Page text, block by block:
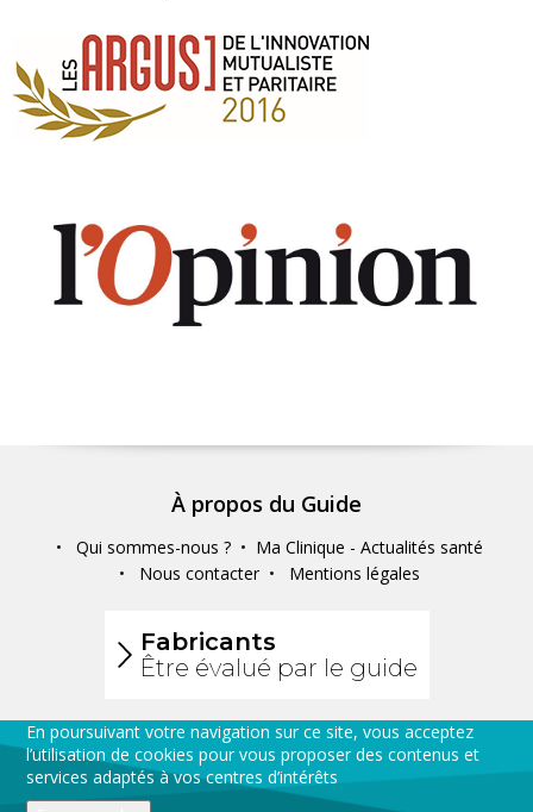
À propos du Guide
Qui sommes-nous ?
Ma Clinique - Actualités santé
Nous contacter
Mentions légales
Fabricants
Être évalué par le guide
Partager
En poursuivant votre navigation sur ce site, vous acceptez
l’utilisation de cookies pour vous proposer des contenus et
services adaptés à vos centres d’intérêts